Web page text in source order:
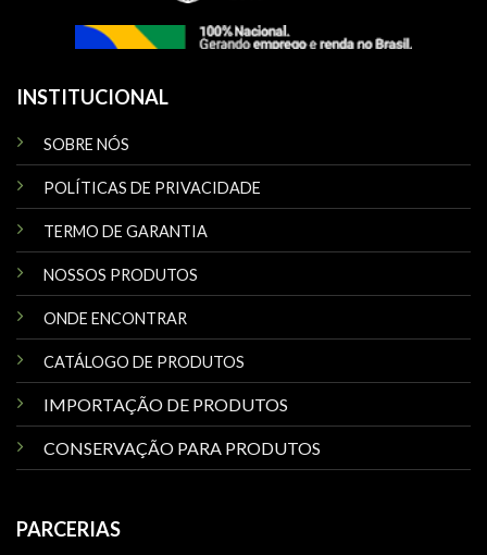
INSTITUCIONAL
SOBRE NÓS
POLÍTICAS DE PRIVACIDADE
TERMO DE GARANTIA
NOSSOS PRODUTOS
ONDE ENCONTRAR
CATÁLOGO DE PRODUTOS
IMPORTAÇÃO DE PRODUTOS
CONSERVAÇÃO PARA PRODUTOS
PARCERIAS